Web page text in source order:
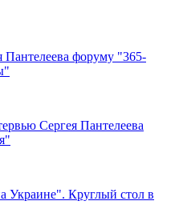
Пантелеева форуму "365-
Сергея Пантелеева
Украине". Круглый стол в